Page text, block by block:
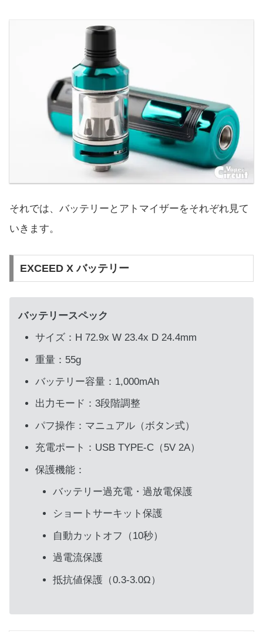
それでは、バッテリーとアトマイザーをそれぞれ見て
いきます。
EXCEED X バッテリー
バッテリースペック
サイズ：H 72.9x W 23.4x D 24.4mm
重量：55g
バッテリー容量：1,000mAh
出力モード：3段階調整
パフ操作：マニュアル（ボタン式）
充電ポート：USB TYPE-C（5V 2A）
保護機能：
バッテリー過充電・過放電保護
ショートサーキット保護
自動カットオフ（10秒）
過電流保護
抵抗値保護（0.3-3.0Ω）